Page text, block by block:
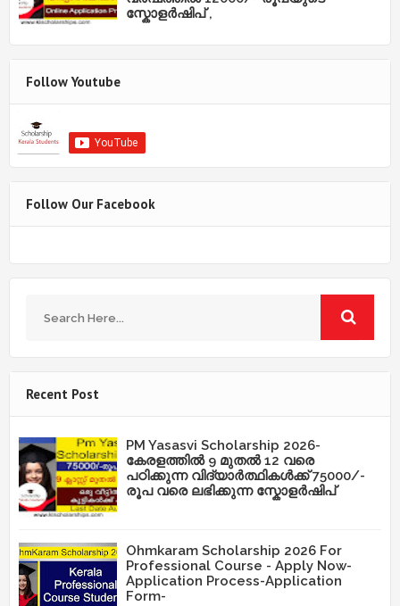
സ്കോളർഷിപ് ,
Follow Youtube
Follow Our Facebook
Recent Post
PM Yasasvi Scholarship 2026-
കേരളത്തിൽ 9 മുതൽ 12 വരെ
പഠിക്കുന്ന വിദ്യാർത്ഥികൾക്ക് 75000/-
രൂപ വരെ ലഭിക്കുന്ന സ്കോളർഷിപ്
Ohmkaram Scholarship 2026 For
Professional Course - Apply Now-
Application Process-Application
Form-